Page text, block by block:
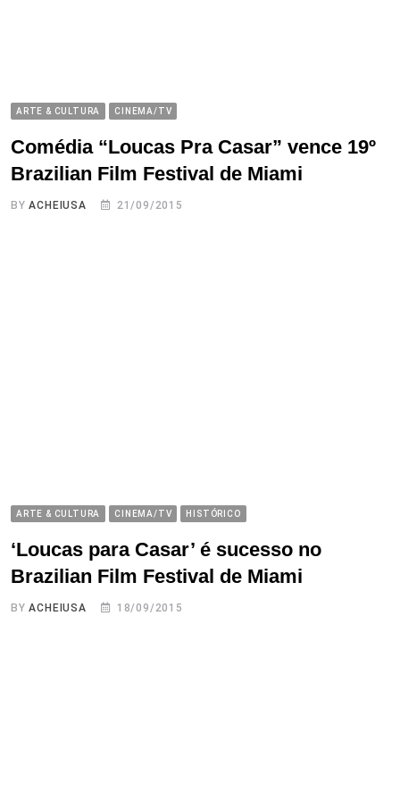
ARTE & CULTURA CINEMA/TV
Comédia “Loucas Pra Casar” vence 19º
Brazilian Film Festival de Miami
BYACHEIUSA 21/09/2015
ARTE & CULTURA CINEMA/TV HISTÓRICO
‘Loucas para Casar’ é sucesso no
Brazilian Film Festival de Miami
BYACHEIUSA 18/09/2015